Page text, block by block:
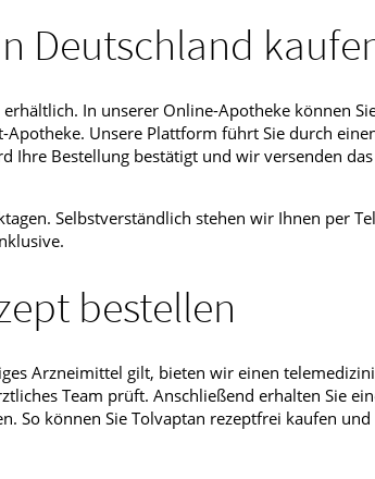
Deutschland
In unserer Online-Apotheke können
Unsere Plattform führt Sie durch
Ihre Bestellung bestätigt und wir versenden
Selbstverständlich stehen wir Ihnen per
bestellen
Arzneimittel gilt, bieten wir einen
Team prüft. Anschließend erhalten Sie
So können Sie Tolvaptan rezeptfrei kaufen